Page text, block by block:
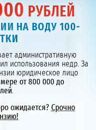
РУБЛЕЙ
НА ВОДУ 100-
административную
использования недр. За
юридическое лицо
от 800 000 до
ожидается? Срочно